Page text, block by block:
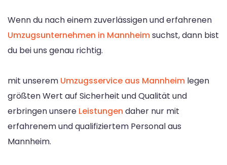
Wenn du nach einem zuverlässigen und erfahrenen
Umzugsunternehmen in Mannheimsuchst, dann bist
du bei uns genau richtig.
mit unserem Umzugsservice aus Mannheim legen
größten Wert auf Sicherheit und Qualität und
erbringen unsere Leistungen daher nur mit
erfahrenem und qualifiziertem Personal aus
Mannheim.